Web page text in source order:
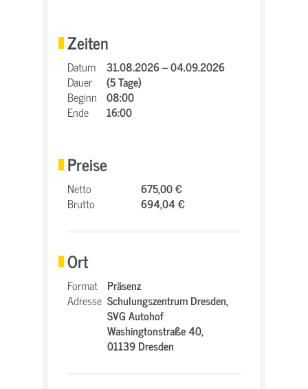
Zeiten
Datum
31.08.2026 – 04.09.2026
Dauer
(5 Tage)
Beginn 08:00
Ende
16:00
Preise
Netto
675,00 €
Brutto
694,04 €
Ort
Format Präsenz
Adresse Schulungszentrum Dresden,
SVG Autohof
Washingtonstraße 40,
01139 Dresden